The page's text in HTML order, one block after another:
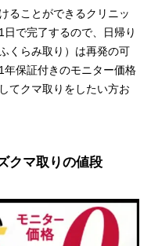
ることができるクリニッ
で完了するので、日帰り
くらみ取り）は再発の可
保証付きのモニター価格
てクマ取りをしたい方お
クマ取りの値段